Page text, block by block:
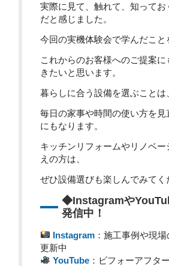
実際に見て、触れて、知ってお
だと感じました。
今回の実機体験会で学んだこと
これからのお客様へのご提案に
きたいと思います。
暮らしに合う設備を選ぶことは
毎日の家事や時間の使い方を見
にもなります。
キッチンリフォームやリノベー
えの方は、
ぜひ設備選びも楽しんでみてく
◆Instagramや
発信中！
Instagram ：施工事例や現
更新中
YouTube ：ビフォーアフタ